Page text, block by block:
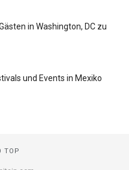
in Washington, DC zu
und Events in Mexiko
TOP